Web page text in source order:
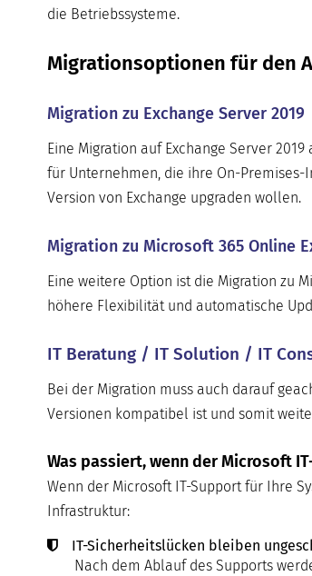
die Betriebssysteme.
Migrationsoptionen für den
Migration zu Exchange Server 2019
Eine Migration auf Exchange Server
für Unternehmen, die ihre On-
Version von Exchange upgraden wollen.
Migration zu Microsoft 365 Online
Eine weitere Option ist die Migration zu
höhere Flexibilität und automatische
IT Beratung / IT Solution / IT
Bei der Migration muss auch darauf
Versionen kompatibel ist und somit
Was passiert, wenn der Microsoft
Wenn der Microsoft IT-Support für Ihre
Infrastruktur:
IT-Sicherheitslücken bleiben
Nach dem Ablauf des Supports